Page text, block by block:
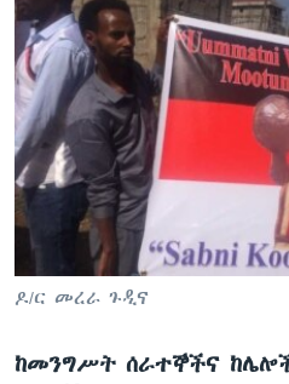
ይዘት
እለፍLearning English
ይከተሉን
ቋንቋዎች
ዶ/ር መረራ ጉዲና
ከመንግሥት ሰራተኞችና